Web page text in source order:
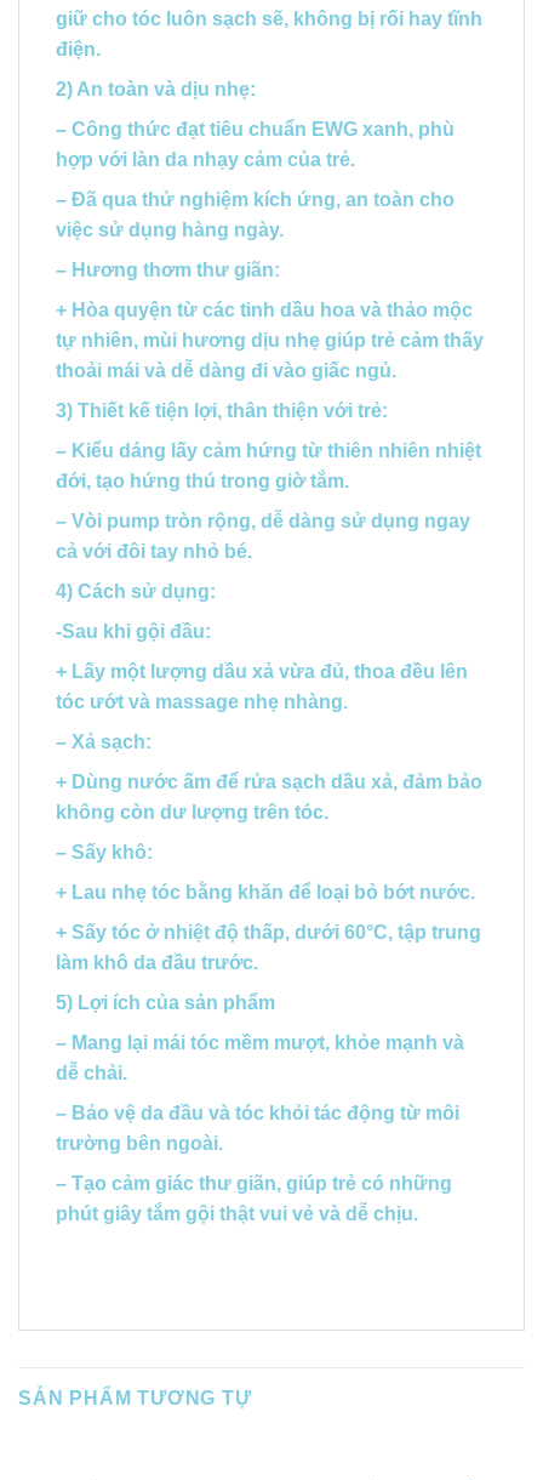
giữ cho tóc luôn sạch sẽ, không bị rối hay tĩnh
điện.
2) An toàn và dịu nhẹ:
– Công thức đạt tiêu chuẩn EWG xanh, phù
hợp với làn da nhạy cảm của trẻ.
– Đã qua thử nghiệm kích ứng, an toàn cho
việc sử dụng hàng ngày.
– Hương thơm thư giãn:
+ Hòa quyện từ các tinh dầu hoa và thảo mộc
tự nhiên, mùi hương dịu nhẹ giúp trẻ cảm thấy
thoải mái và dễ dàng đi vào giấc ngủ.
3) Thiết kế tiện lợi, thân thiện với trẻ:
– Kiểu dáng lấy cảm hứng từ thiên nhiên nhiệt
đới, tạo hứng thú trong giờ tắm.
– Vòi pump tròn rộng, dễ dàng sử dụng ngay
cả với đôi tay nhỏ bé.
4) Cách sử dụng:
-Sau khi gội đầu:
+ Lấy một lượng dầu xả vừa đủ, thoa đều lên
tóc ướt và massage nhẹ nhàng.
– Xả sạch:
+ Dùng nước ấm để rửa sạch dầu xả, đảm bảo
không còn dư lượng trên tóc.
– Sấy khô:
+ Lau nhẹ tóc bằng khăn để loại bỏ bớt nước.
+ Sấy tóc ở nhiệt độ thấp, dưới 60°C, tập trung
làm khô da đầu trước.
5) Lợi ích của sản phẩm
– Mang lại mái tóc mềm mượt, khỏe mạnh và
dễ chải.
– Bảo vệ da đầu và tóc khỏi tác động từ môi
trường bên ngoài.
– Tạo cảm giác thư giãn, giúp trẻ có những
phút giây tắm gội thật vui vẻ và dễ chịu.
SẢN PHẨM TƯƠNG TỰ